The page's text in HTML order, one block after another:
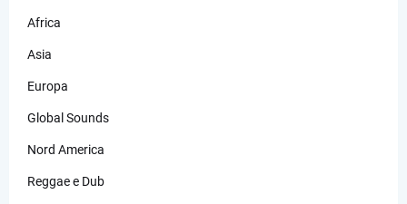
Africa
Asia
Europa
Global Sounds
Nord America
Reggae e Dub